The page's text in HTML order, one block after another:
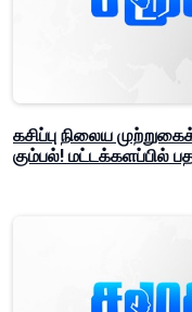
கசிப்பு நிலைய
கும்பல்! மட்டக்களப்பில்